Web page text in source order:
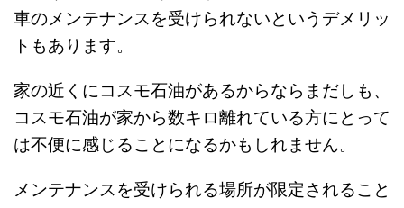
車のメンテナンスを受けられないというデメリッ
トもあります。
家の近くにコスモ石油があるからならまだしも、
コスモ石油が家から数キロ離れている方にとって
は不便に感じることになるかもしれません。
メンテナンスを受けられる場所が限定されること